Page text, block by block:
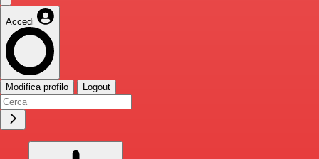
Accedi
Modifica profilo Logout